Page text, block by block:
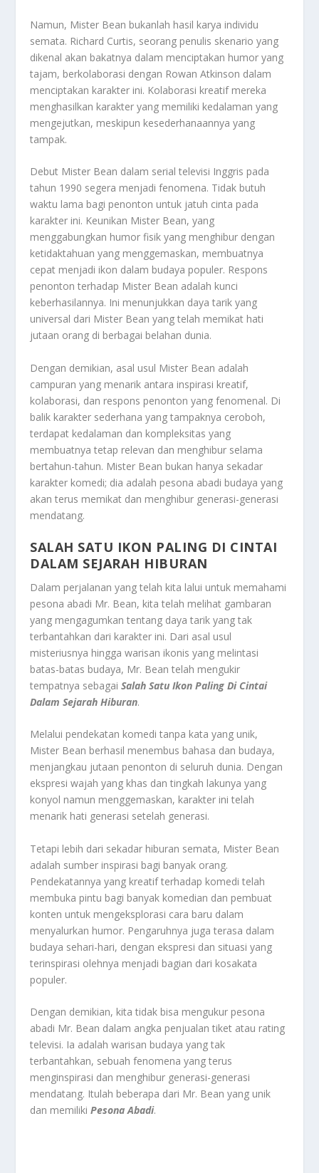
Namun, Mister Bean bukanlah hasil karya individu
semata. Richard Curtis, seorang penulis skenario yang
dikenal akan bakatnya dalam menciptakan humor yang
tajam, berkolaborasi dengan Rowan Atkinson dalam
menciptakan karakter ini. Kolaborasi kreatif mereka
menghasilkan karakter yang memiliki kedalaman yang
mengejutkan, meskipun kesederhanaannya yang
tampak.
Debut Mister Bean dalam serial televisi Inggris pada
tahun 1990 segera menjadi fenomena. Tidak butuh
waktu lama bagi penonton untuk jatuh cinta pada
karakter ini. Keunikan Mister Bean, yang
menggabungkan humor fisik yang menghibur dengan
ketidaktahuan yang menggemaskan, membuatnya
cepat menjadi ikon dalam budaya populer. Respons
penonton terhadap Mister Bean adalah kunci
keberhasilannya. Ini menunjukkan daya tarik yang
universal dari Mister Bean yang telah memikat hati
jutaan orang di berbagai belahan dunia.
Dengan demikian, asal usul Mister Bean adalah
campuran yang menarik antara inspirasi kreatif,
kolaborasi, dan respons penonton yang fenomenal. Di
balik karakter sederhana yang tampaknya ceroboh,
terdapat kedalaman dan kompleksitas yang
membuatnya tetap relevan dan menghibur selama
bertahun-tahun. Mister Bean bukan hanya sekadar
karakter komedi; dia adalah pesona abadi budaya yang
akan terus memikat dan menghibur generasi-generasi
mendatang.
SALAH SATU IKON PALING DI CINTAI
DALAM SEJARAH HIBURAN
Dalam perjalanan yang telah kita lalui untuk memahami
pesona abadi Mr. Bean, kita telah melihat gambaran
yang mengagumkan tentang daya tarik yang tak
terbantahkan dari karakter ini. Dari asal usul
misteriusnya hingga warisan ikonis yang melintasi
batas-batas budaya, Mr. Bean telah mengukir
tempatnya sebagaiSalah Satu Ikon Paling Di Cintai
Dalam Sejarah Hiburan.
Melalui pendekatan komedi tanpa kata yang unik,
Mister Bean berhasil menembus bahasa dan budaya,
menjangkau jutaan penonton di seluruh dunia. Dengan
ekspresi wajah yang khas dan tingkah lakunya yang
konyol namun menggemaskan, karakter ini telah
menarik hati generasi setelah generasi.
Tetapi lebih dari sekadar hiburan semata, Mister Bean
adalah sumber inspirasi bagi banyak orang.
Pendekatannya yang kreatif terhadap komedi telah
membuka pintu bagi banyak komedian dan pembuat
konten untuk mengeksplorasi cara baru dalam
menyalurkan humor. Pengaruhnya juga terasa dalam
budaya sehari-hari, dengan ekspresi dan situasi yang
terinspirasi olehnya menjadi bagian dari kosakata
populer.
Dengan demikian, kita tidak bisa mengukur pesona
abadi Mr. Bean dalam angka penjualan tiket atau rating
televisi. Ia adalah warisan budaya yang tak
terbantahkan, sebuah fenomena yang terus
menginspirasi dan menghibur generasi-generasi
mendatang. Itulah beberapa dari Mr. Bean yang unik
dan memilikiPesona Abadi.